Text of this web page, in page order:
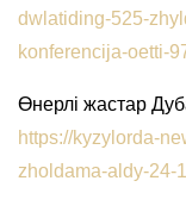
dwlatiding-525-
konferencija-oetti-
Өнерлі жастар
https://kyzylorda-
zholdama-aldy-24-